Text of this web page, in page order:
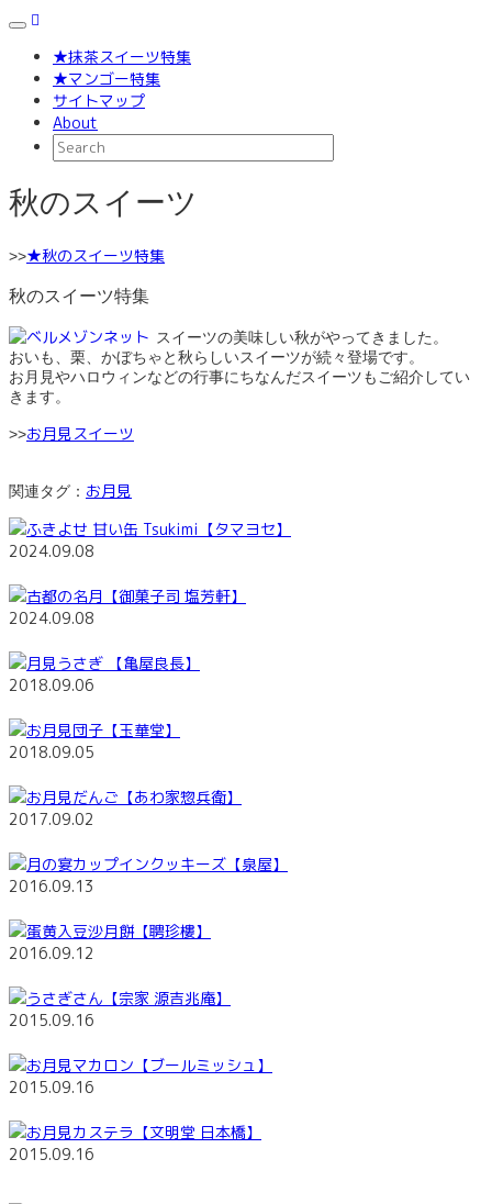
Toggle
navigation
★抹茶スイーツ特集
★マンゴー特集
サイトマップ
About
秋のスイーツ
>>★秋のスイーツ特集
秋のスイーツ特集
スイーツの美味しい秋がやってきました。
おいも、栗、かぼちゃと秋らしいスイーツが続々登場です。
お月見やハロウィンなどの行事にちなんだスイーツもご紹介してい
きます。
>>お月見スイーツ
関連タグ： お月見
ふきよせ 甘い缶 Tsukimi【タマヨセ】
2024.09.08
古都の名月【御菓子司 塩芳軒】
2024.09.08
月見うさぎ 【亀屋良長】
2018.09.06
お月見団子【玉華堂】
2018.09.05
お月見だんご【あわ家惣兵衛】
2017.09.02
月の宴カップインクッキーズ【泉屋】
2016.09.13
蛋黄入豆沙月餅【聘珍樓】
2016.09.12
うさぎさん【宗家 源吉兆庵】
2015.09.16
お月見マカロン【ブールミッシュ】
2015.09.16
お月見カステラ【文明堂 日本橋】
2015.09.16